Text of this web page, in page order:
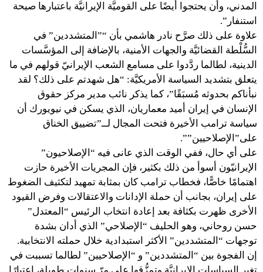
المدني، وأن يحتجوا أيضًا على القوميَّة الإيرانيَّة باعتبارها صيحة
استنفار”.
علاوة على ذلك صرَّح نادر هاشمي بأن “”المتشددين” في
السُّلْطة القضائيَّة والجهات الأمنية، بالإضافة إلى المؤسَّسات
الدينية، لطالما ردَّدوا على مسامع الشعب الإيرانيّ قولهم في ما
يتعلق بتشديد السياسة الأمريكيَّة: “هل شهدتم على ذلك؟ لقد
نبأناكم بحدوثه مُسبَقًا”، كما يذكر نائب مدير مركز حقوق
الإنسان في إيران أميد معماريان، الذي يسكن في نيويورك أن
سياسة ترامب الأخيرة فتحت المجال لــ”تضييق الخناق
على”الإصلاحيين””.
على أي حال، ففي الوقت الذي عانى فيه “الإصلاحيون”
الإيرانيّون أسوأ من ذلك بكثير، فإن المجريات الأخيرة حازت
اهتمامًا خاصًّا، فخطاب ترامب كان بمثابة تمهيد لتكثيف الضغوط
على إيران، بجانب أن حملة الإدانات والاعتقالات وفرض القيود
الأخرى ظهرت بكثافة بعد إعادة انتخاب الرئيس “المعتدل”
حسن روحاني، وهو الحليف “الإصلاحي” الذي أدان بشدة
توجهات “المتشددين” الأكثر استبدادية خلال حملته الانتخابية.
إن الفجوة بين “المتشددين” و “الإصلاحيين” لطالما تسببت في